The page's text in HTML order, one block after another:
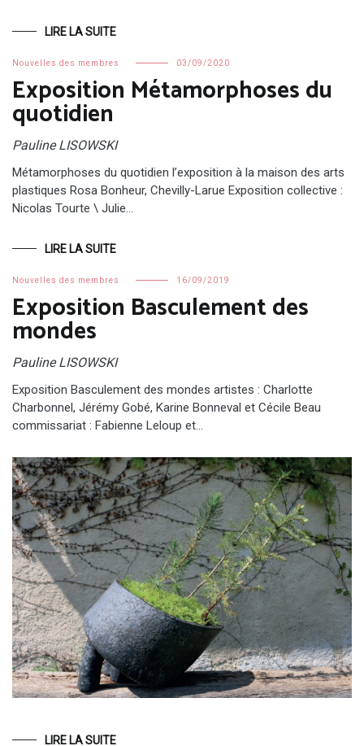
LIRE LA SUITE
Nouvelles des membres 03/09/2020
Exposition Métamorphoses du
quotidien
Pauline LISOWSKI
Métamorphoses du quotidien l’exposition à la maison des arts
plastiques Rosa Bonheur, Chevilly-Larue Exposition collective :
Nicolas Tourte \ Julie…
LIRE LA SUITE
Nouvelles des membres 16/09/2019
Exposition Basculement des
mondes
Pauline LISOWSKI
Exposition Basculement des mondes artistes : Charlotte
Charbonnel, Jérémy Gobé, Karine Bonneval et Cécile Beau
commissariat : Fabienne Leloup et…
LIRE LA SUITE